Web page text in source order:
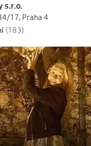
s.r.o.
17, Praha 4
(183)